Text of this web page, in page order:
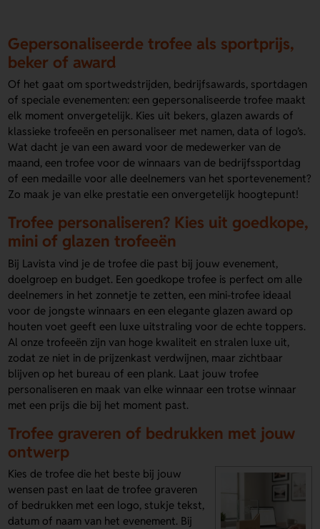
Gepersonaliseerde trofee als sportprijs,
beker of award
Of het gaat om sportwedstrijden, bedrijfsawards, sportdagen
of speciale evenementen: een gepersonaliseerde trofee maakt
elk moment onvergetelijk. Kies uit bekers, glazen awards of
klassieke trofeeën en personaliseer met namen, data of logo’s.
Wat dacht je van een award voor de medewerker van de
maand, een trofee voor de winnaars van de bedrijfssportdag
of een medaille voor alle deelnemers van het sportevenement?
Zo maak je van elke prestatie een onvergetelijk hoogtepunt!
Trofee personaliseren? Kies uit goedkope,
mini of glazen trofeeën
Bij Lavista vind je de trofee die past bij jouw evenement,
doelgroep en budget. Een goedkope trofee is perfect om alle
deelnemers in het zonnetje te zetten, een mini-trofee ideaal
voor de jongste winnaars en een elegante glazen award op
houten voet geeft een luxe uitstraling voor de echte toppers.
Al onze trofeeën zijn van hoge kwaliteit en stralen luxe uit,
zodat ze niet in de prijzenkast verdwijnen, maar zichtbaar
blijven op het bureau of een plank. Laat jouw trofee
personaliseren en maak van elke winnaar een trotse winnaar
met een prijs die bij het moment past.
Trofee graveren of bedrukken met jouw
ontwerp
Kies de trofee die het beste bij jouw
wensen past en laat de trofee graveren
of bedrukken met een logo, stukje tekst,
datum of naam van het evenement. Bij